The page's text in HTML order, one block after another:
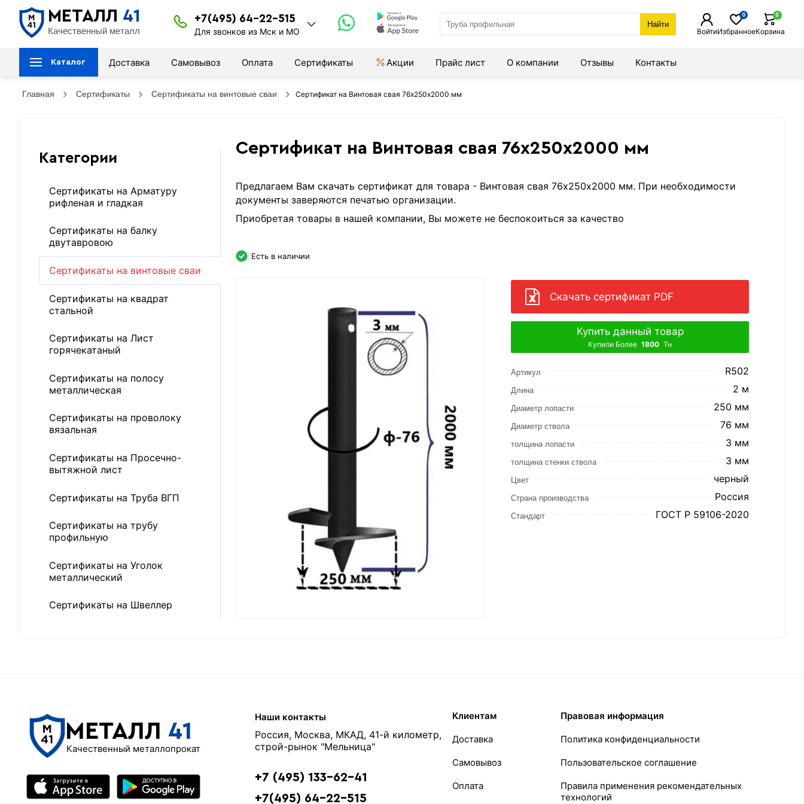
МЕТАЛЛ 41
Качественный металл
+7(495) 64-22-515
Для звонков из Мск и МО
Найти
ВойтиИзбранное
0
Корзина
0
Каталог Доставка Самовывоз Оплата Сертификаты Акции Прайс лист О компании Отзывы Контакты
Главная Сертификаты Сертификаты на винтовые сваи Сертификат на Винтовая свая 76х250х2000 мм
Категории
Сертификаты на Арматуру
рифленая и гладкая
Сертификаты на балку
двутавровою
Сертификаты на винтовые сваи
Сертификаты на квадрат
стальной
Сертификаты на Лист
горячекатаный
Сертификаты на полосу
металлическая
Сертификаты на проволоку
вязальная
Сертификаты на Просечно-
вытяжной лист
Сертификаты на Труба ВГП
Сертификаты на трубу
профильную
Сертификаты на Уголок
металлический
Сертификаты на Швеллер
Сертификат на Винтовая свая 76х250х2000 мм
Предлагаем Вам скачать сертификат для товара - Винтовая свая 76х250х2000 мм. При необходимости
документы заверяются печатью организации.
Приобретая товары в нашей компании, Вы можете не беспокоиться за качество
Есть в наличии
Скачать сертификат PDF
Купить данный товар
Купили Более 1800 Тн
Артикул R502
Длина 2 м
Диаметр лопасти 250 мм
Диаметр ствола 76 мм
толщина лопасти 3 мм
толщина стенки ствола 3 мм
Цвет черный
Страна производства Россия
Стандарт ГОСТ Р 59106-2020
МЕТАЛЛ 41
Качественный металлопрокат
Наши контакты
Россия, Москва, МКАД, 41-й километр,
строй-рынок "Мельница"
+7 (495) 133-62-41
+7(495) 64-22-515
Клиентам
Доставка
Самовывоз
Оплата
Правовая информация
Политика конфиденциальности
Пользовательское соглашение
Правила применения рекомендательных
технологий